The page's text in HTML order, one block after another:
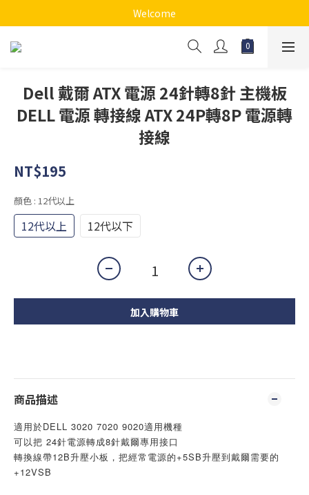
Welcome
Dell 戴爾 ATX 電源 24針轉8針 主機板
DELL 電源 轉接線 ATX 24P轉8P 電源轉
接線
NT$195
顏色 : 12代以上
12代以上 12代以下
加入購物車
商品描述
適用於DELL 3020 7020 9020適用機種
可以把 24針電源轉成8針戴爾專用接口
轉換線帶12B升壓小板，把經常電源的+5SB升壓到戴爾需要的
+12VSB